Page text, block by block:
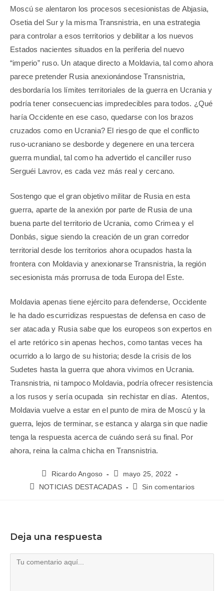
Moscú se alentaron los procesos secesionistas de Abjasia,
Osetia del Sur y la misma Transnistria, en una estrategia
para controlar a esos territorios y debilitar a los nuevos
Estados nacientes situados en la periferia del nuevo
“imperio” ruso. Un ataque directo a Moldavia, tal como ahora
parece pretender Rusia anexionándose Transnistria,
desbordaría los límites territoriales de la guerra en Ucrania y
podría tener consecuencias impredecibles para todos. ¿Qué
haría Occidente en ese caso, quedarse con los brazos
cruzados como en Ucrania? El riesgo de que el conflicto
ruso-ucraniano se desborde y degenere en una tercera
guerra mundial, tal como ha advertido el canciller ruso
Serguéi Lavrov, es cada vez más real y cercano.
Sostengo que el gran objetivo militar de Rusia en esta
guerra, aparte de la anexión por parte de Rusia de una
buena parte del territorio de Ucrania, como Crimea y el
Donbás, sigue siendo la creación de un gran corredor
territorial desde los territorios ahora ocupados hasta la
frontera con Moldavia y anexionarse Transnistria, la región
secesionista más prorrusa de toda Europa del Este.
Moldavia apenas tiene ejército para defenderse, Occidente
le ha dado escurridizas respuestas de defensa en caso de
ser atacada y Rusia sabe que los europeos son expertos en
el arte retórico sin apenas hechos, como tantas veces ha
ocurrido a lo largo de su historia; desde la crisis de los
Sudetes hasta la guerra que ahora vivimos en Ucrania.
Transnistria, ni tampoco Moldavia, podría ofrecer resistencia
a los rusos y sería ocupada sin rechistar en días. Atentos,
Moldavia vuelve a estar en el punto de mira de Moscú y la
guerra, lejos de terminar, se estanca y alarga sin que nadie
tenga la respuesta acerca de cuándo será su final. Por
ahora, reina la calma chicha en Transnistria.
Ricardo Angoso
mayo 25, 2022
NOTICIAS DESTACADAS
Sin comentarios
Deja una respuesta